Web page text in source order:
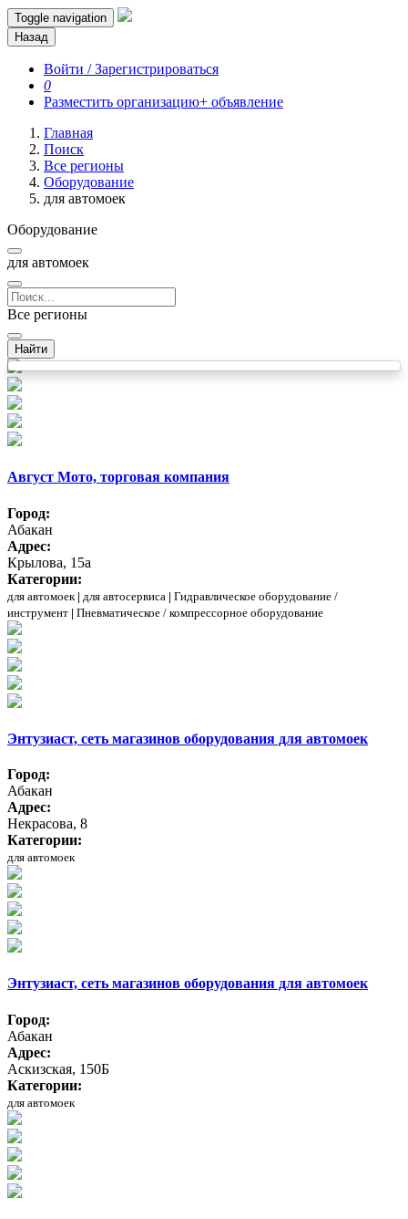
Toggle navigation
Назад
Войти / Зарегистрироваться
0
Разместить организацию+ объявление
Главная
Поиск
Все регионы
Оборудование
для автомоек
Оборудование
для автомоек
Все регионы
Найти
Август Мото, торговая компания
Город:
Абакан
Адрес:
Крылова, 15а
Категории:
для автомоек | для автосервиса | Гидравлическое оборудование /
инструмент | Пневматическое / компрессорное оборудование
Энтузиаст, сеть магазинов оборудования для автомоек
Город:
Абакан
Адрес:
Некрасова, 8
Категории:
для автомоек
Энтузиаст, сеть магазинов оборудования для автомоек
Город:
Абакан
Адрес:
Аскизская, 150Б
Категории:
для автомоек